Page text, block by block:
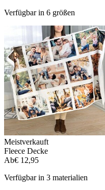
Verfügbar in 6 größen
Meistverkauft
Fleece Decke
Ab€ 12,95
Verfügbar in 3 materialien